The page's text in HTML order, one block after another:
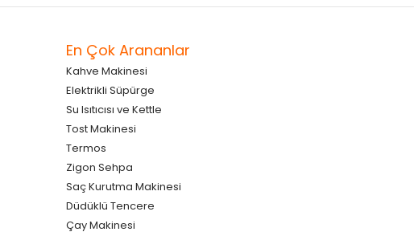
En Çok Arananlar
Kahve Makinesi
Elektrikli Süpürge
Su Isıtıcısı ve Kettle
Tost Makinesi
Termos
Zigon Sehpa
Saç Kurutma Makinesi
Düdüklü Tencere
Çay Makinesi